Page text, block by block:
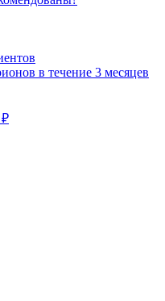
в течение 3 месяцев